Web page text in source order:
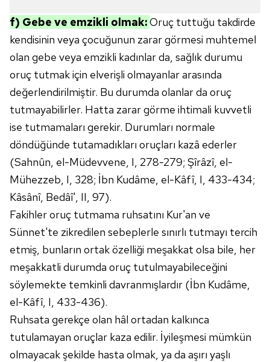
f) Gebe ve emzikli olmak:Oruç tuttuğu takdirde
kendisinin veya çocuğunun zarar görmesi muhtemel
olan gebe veya emzikli kadınlar da, sağlık durumu
oruç tutmak için elverişli olmayanlar arasında
değerlendirilmiştir. Bu durumda olanlar da oruç
tutmayabilirler. Hatta zarar görme ihtimali kuvvetli
ise tutmamaları gerekir. Durumları normale
döndüğünde tutamadıkları oruçları kazâ ederler
(Sahnûn, el-Müdevvene, I, 278-279; Şîrâzî, el-
Mühezzeb, I, 328; İbn Kudâme, el-Kâfî, I, 433-434;
Kâsânî, Bedâî', II, 97).
Fakihler oruç tutmama ruhsatını Kur'an ve
Sünnet'te zikredilen sebeplerle sınırlı tutmayı tercih
etmiş, bunların ortak özelliği meşakkat olsa bile, her
meşakkatli durumda oruç tutulmayabileceğini
söylemekte temkinli davranmışlardır (İbn Kudâme,
el-Kâfî, I, 433-436).
Ruhsata gerekçe olan hâl ortadan kalkınca
tutulamayan oruçlar kaza edilir. İyileşmesi mümkün
olmayacak şekilde hasta olmak, ya da aşırı yaşlı